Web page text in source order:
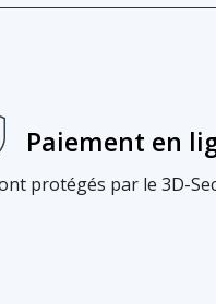
Paiement en
protégés par le 3D-